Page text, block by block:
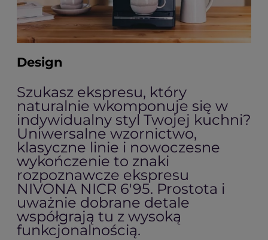
Design
Szukasz ekspresu, który
naturalnie wkomponuje się w
indywidualny styl Twojej kuchni?
Uniwersalne wzornictwo,
klasyczne linie i nowoczesne
wykończenie to znaki
rozpoznawcze ekspresu
NIVONA NICR 6'95. Prostota i
uważnie dobrane detale
współgrają tu z wysoką
funkcjonalnością.